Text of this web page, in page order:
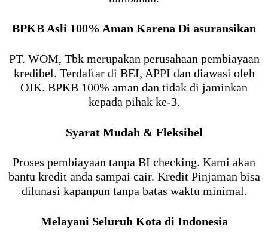
BPKB Asli 100% Aman Karena Di asuransikan
PT. WOM, Tbk merupakan perusahaan pembiayaan
kredibel. Terdaftar di BEI, APPI dan diawasi oleh
OJK. BPKB 100% aman dan tidak di jaminkan
kepada pihak ke-3.
Syarat Mudah & Fleksibel
Proses pembiayaan tanpa BI checking. Kami akan
bantu kredit anda sampai cair. Kredit Pinjaman bisa
dilunasi kapanpun tanpa batas waktu minimal.
Melayani Seluruh Kota di Indonesia